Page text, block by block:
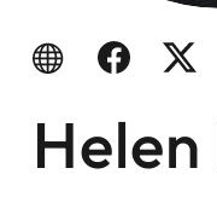
Komödien
WebsiteFacebook